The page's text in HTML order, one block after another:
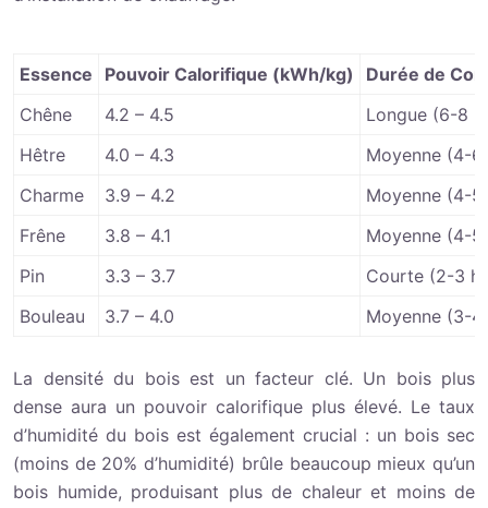
Essence Pouvoir Calorifique (kWh/kg)
Durée de
Chêne
4.2 – 4.5
Longue (6-8
Hêtre
4.0 – 4.3
Moyenne (4-6
Charme
3.9 – 4.2
Moyenne (4-5
Frêne
3.8 – 4.1
Moyenne (4-5
Pin
3.3 – 3.7
Courte (2-3
Bouleau
3.7 – 4.0 Moyenne (3-4
La densité du bois est un facteur clé. Un bois plus
dense aura un pouvoir calorifique plus élevé. Le taux
d’humidité du bois est également crucial : un bois sec
(moins de 20% d’humidité) brûle beaucoup mieux qu’un
bois humide, produisant plus de chaleur et moins de